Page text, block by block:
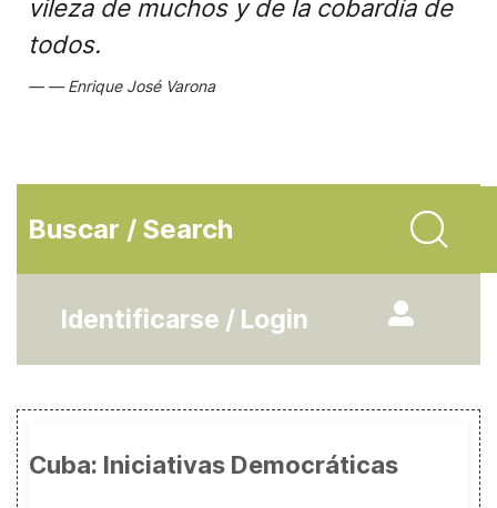
vileza de muchos y de la cobardía de
todos.
Enrique José Varona
Buscar / Search
Identificarse / Login
Cuba: Iniciativas Democráticas